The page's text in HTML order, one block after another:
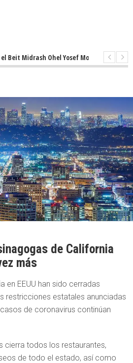
Ohel Yosef Moshe 1 months ago
de California
más
en EEUU han sido cerradas
restricciones estatales anunciadas
de coronavirus continúan
cierra todos los restaurantes,
de todo el estado, así como